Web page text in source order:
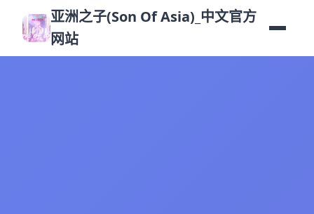
亚洲之子(Son Of Asia)_中文官方
网站